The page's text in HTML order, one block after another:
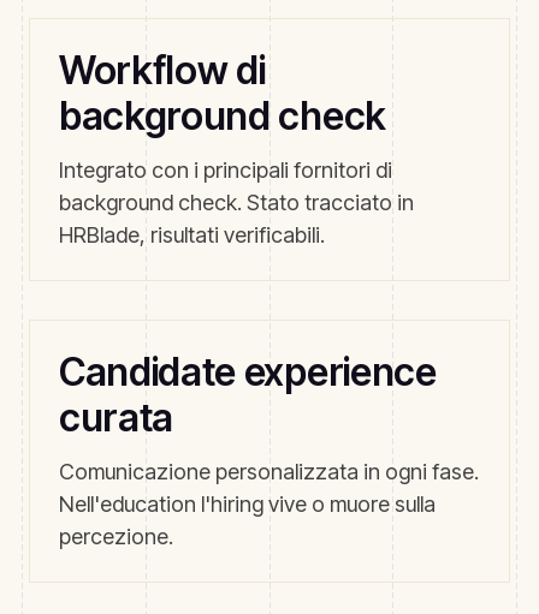
Workflow di
background check
Integrato con i principali fornitori di
background check. Stato tracciato in
HRBlade, risultati verificabili.
Candidate experience
curata
Comunicazione personalizzata in ogni fase.
Nell'education l'hiring vive o muore sulla
percezione.